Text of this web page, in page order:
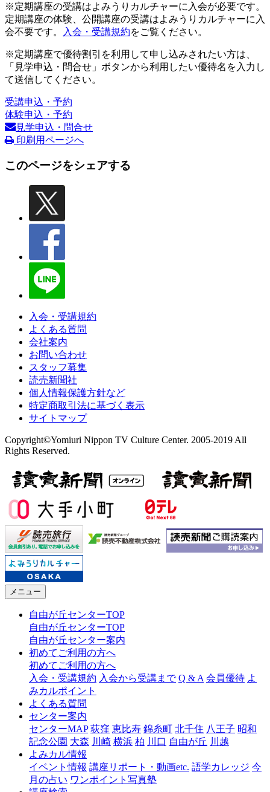
※定期講座の受講はよみうりカルチャーに入会が必要です。
定期講座の体験、公開講座の受講はよみうりカルチャーに入
会不要です。
入会・受講規約をご覧ください。
※定期講座で優待割引を利用して申し込みされたい方は、
「見学申込・問合せ」ボタンから利用したい優待名を入力し
て送信してください。
受講申込・予約
体験申込・予約
見学申込・問合せ
印刷用ページへ
このページをシェアする
入会・受講規約
よくある質問
会社案内
お問い合わせ
スタッフ募集
読売新聞社
個人情報保護方針など
特定商取引法に基づく表示
サイトマップ
Copyright©Yomiuri Nippon TV Culture Center. 2005-2019 All
Rights Reserved.
メニュー
自由が丘センターTOP
自由が丘センターTOP
自由が丘センター案内
初めてご利用の方へ
初めてご利用の方へ
入会・受講規約 入会から受講まで Q & A 会員優待 よ
みカルポイント
よくある質問
センター案内
センターMAP 荻窪 恵比寿 錦糸町 北千住 八王子 昭和
記念公園 大森 川崎 横浜 柏 川口 自由が丘 川越
よみカル情報
イベント情報 講座リポート・動画etc. 語学カレッジ 今
月の占い ワンポイント写真塾